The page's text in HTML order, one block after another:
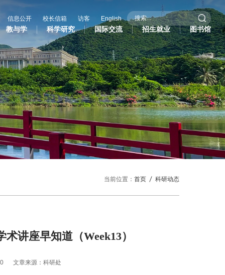
信息公开 校长信箱 访客 English
教与学 科学研究 国际交流 招生就业 图书馆
交流
办学
学生
与交流处
外交研究中心
招生就业
招生信息
就业服务
研究生招生
图书馆
当前位置：首页 科研动态
讲座早知道（Week13）
文章来源：科研处